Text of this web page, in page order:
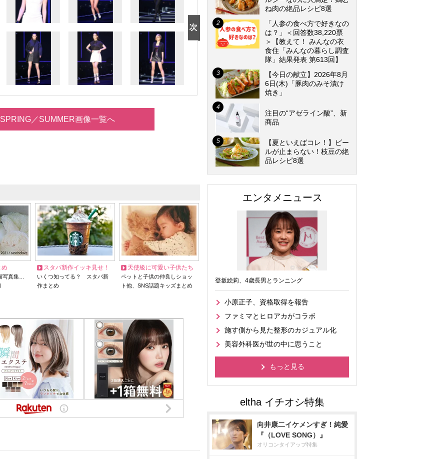
／SUMMER画像一覧へ
め
写真集…
スタバ新作イッキ見せ！
いくつ知ってる？ スタバ新
作まとめ
天使級に可愛い子供たち
ペットと子供の仲良しショッ
ト他、SNS話題キッズまとめ
ね肉の絶品レシピ8選
「人参の食べ方で好きなの
は？」＜回答数38,220票
＞【教えて！ みんなの衣
食住「みんなの暮らし調査
隊」結果発表 第613回】
【今日の献立】2026年8月
6日(木)「豚肉のみそ漬け
焼き」
注目の“アゼライン酸”、新
商品
【夏といえばコレ！】ビー
ルが止まらない！枝豆の絶
品レシピ8選
エンタメニュース
登坂絵莉、4歳長男とランニング
小原正子、資格取得を報告
ファミマとヒロアカがコラボ
施す側から見た整形のカジュアル化
美容外科医が世の中に思うこと
もっと見る
向井康二イケメンすぎ！純愛
『（LOVE SONG）』
オリコンタイアップ特集